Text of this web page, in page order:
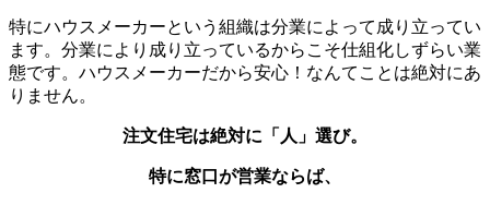
特にハウスメーカーという組織は分業によって成り立ってい
ます。分業により成り立っているからこそ仕組化しずらい業
態です。ハウスメーカーだから安心！なんてことは絶対にあ
りません。
注文住宅は絶対に「人」選び。
特に窓口が営業ならば、